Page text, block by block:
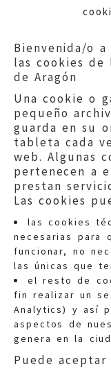
Bienvenida/o
las cookies
de Aragón
Una cookie o
pequeño
guarda en su
tableta cada
web. Algunas
pertenecen a
prestan
Las cookies
las cookies
necesarias para
funcionar, no
las únicas que
el resto de
fin realizar un
Analytics) y así
aspectos de
genera en la
Puede
Quejas: